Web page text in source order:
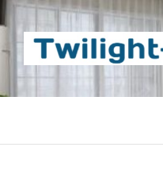
Beste Content-